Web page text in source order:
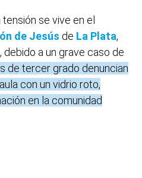
se vive en el
de Jesús de La Plata,
a un grave caso de
de tercer grado denuncian
con un vidrio roto,
en la comunidad